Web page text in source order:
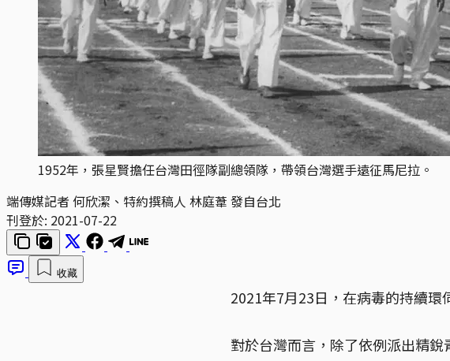
1952年，張星賢擔任台灣田徑隊副總領隊，帶領台灣選手遠征馬尼拉。
端傳媒記者 何欣潔、特約撰稿人 林庭葦 發自台北
刊登於: 2021-07-22
收藏
2021年7月23日，在病毒的持續環
對於台灣而言，除了依例派出精